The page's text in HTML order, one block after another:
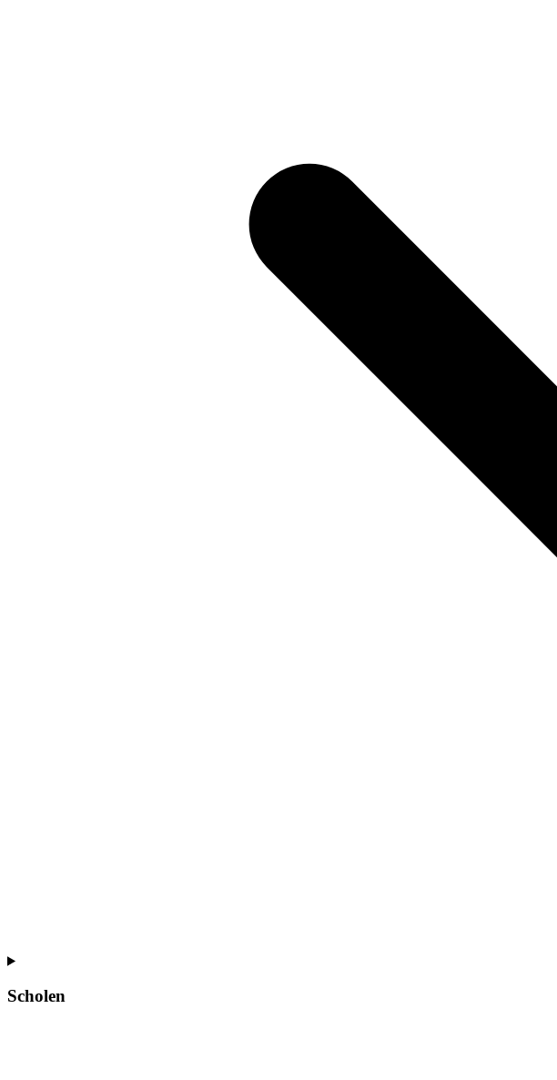
Scholen